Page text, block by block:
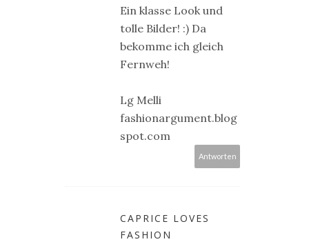
Ein klasse Look und
tolle Bilder! :) Da
bekomme ich gleich
Fernweh!
Lg Melli
fashionargument.blog
spot.com
Antworten
CAPRICE LOVES
FASHION